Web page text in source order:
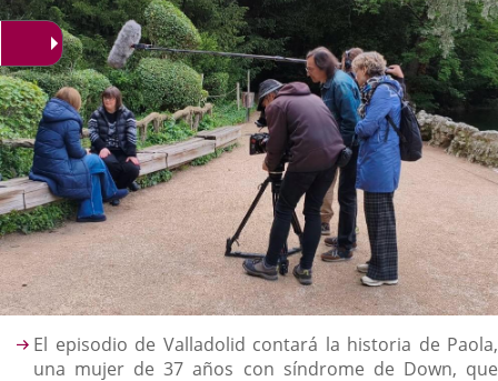
Descripción
El episodio de Valladolid contará la historia de Paola,
una mujer de 37 años con síndrome de Down, que